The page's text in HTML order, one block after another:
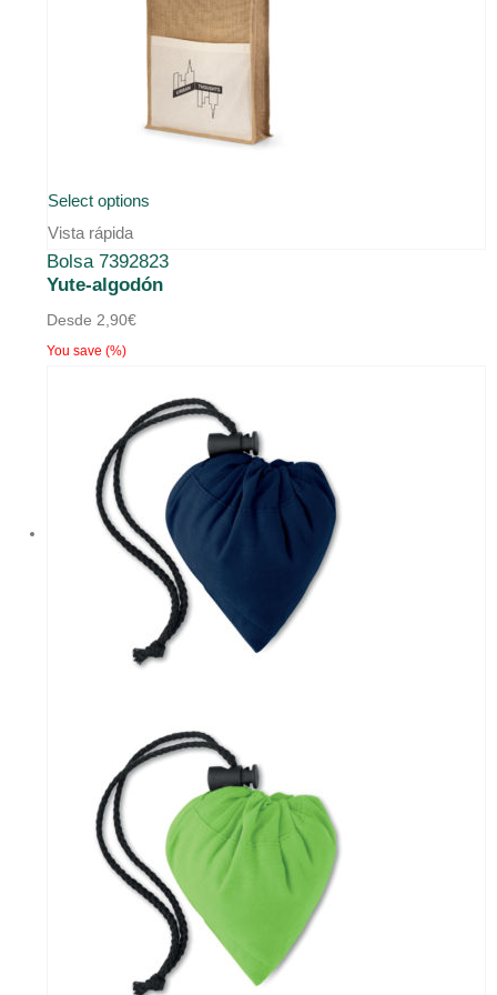
Select options
Vista rápida
Bolsa 7392823
Yute-algodón
Desde 2,90€
You save (%)